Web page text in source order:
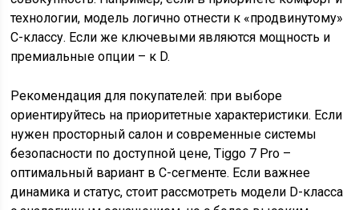
технологии, модель логично отнести к «продвинутому»
C-классу. Если же ключевыми являются мощность и
премиальные опции – к D.
Рекомендация для покупателей: при выборе
ориентируйтесь на приоритетные характеристики. Если
нужен просторный салон и современные системы
безопасности по доступной цене, Tiggo 7 Pro –
оптимальный вариант в C-сегменте. Если важнее
динамика и статус, стоит рассмотреть модели D-класса